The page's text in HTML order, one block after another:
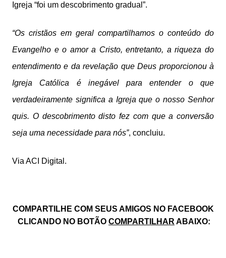
Igreja “foi um descobrimento gradual”.
“Os cristãos em geral compartilhamos o conteúdo do
Evangelho e o amor a Cristo, entretanto, a riqueza do
entendimento e da revelação que Deus proporcionou à
Igreja Católica é inegável para entender o que
verdadeiramente significa a Igreja que o nosso Senhor
quis. O descobrimento disto fez com que a conversão
seja uma necessidade para nós”, concluiu.
Via ACI Digital.
COMPARTILHE COM SEUS AMIGOS NO FACEBOOK
CLICANDO NO BOTÃO COMPARTILHAR ABAIXO: